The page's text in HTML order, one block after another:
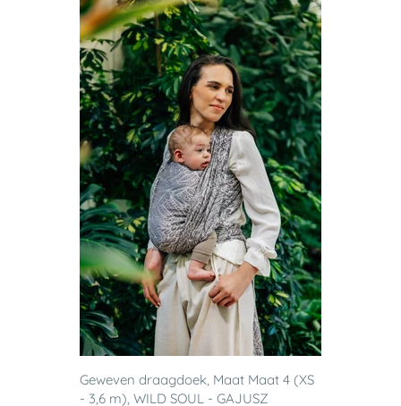
Geweven draagdoek, Maat Maat 4 (XS
- 3,6 m), WILD SOUL - GAJUSZ